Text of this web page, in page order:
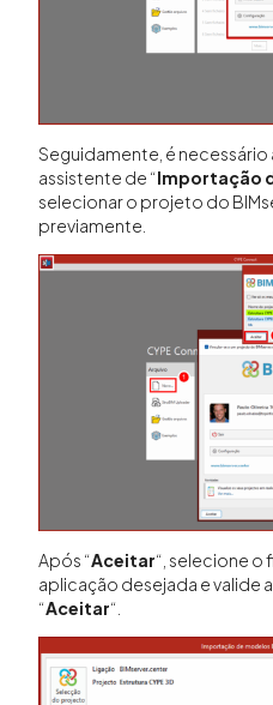
Seguidamente, é necessário
assistente de “Importação
selecionar o projeto do
previamente.
Após “Aceitar“, selecione o
aplicação desejada e valide
“Aceitar“.